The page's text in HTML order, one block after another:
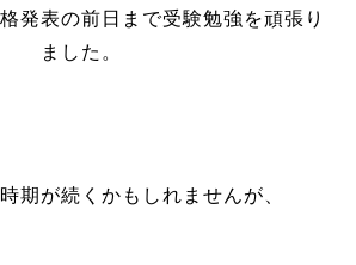
発表の前日まで受験勉強を頑張り
ました。
期が続くかもしれませんが、